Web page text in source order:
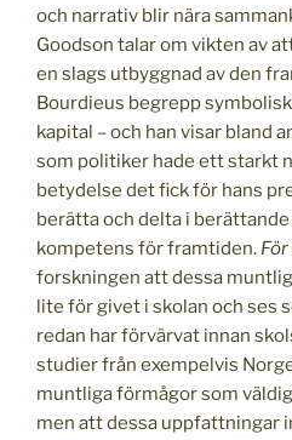
och narrativ blir nära
Goodson talar om vikten av
en slags utbyggnad av den
Bourdieus begrepp
kapital – och han visar bland
som politiker hade ett starkt
betydelse det fick för hans
berätta och delta i
kompetens för framtiden.
forskningen att dessa
lite för givet i skolan och ses
redan har förvärvat innan
studier från exempelvis
muntliga förmågor som
men att dessa uppfattningar